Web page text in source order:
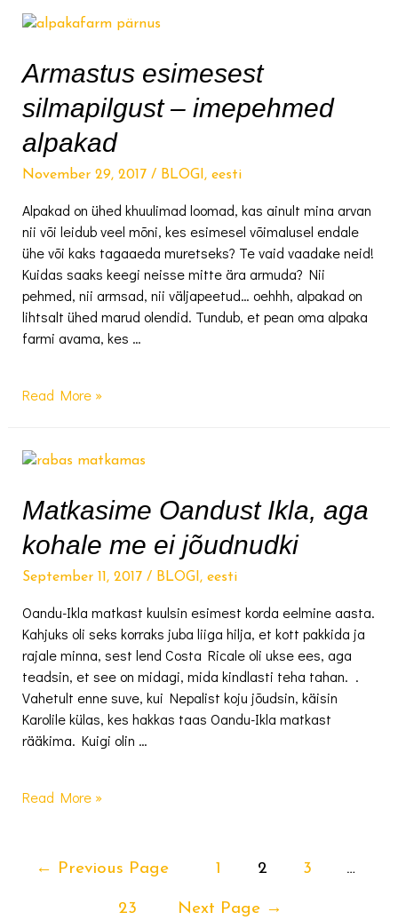
iga
lugupidav
reisisell
peaks
Armastus esimesest
silmapilgust – imepehmed
alpakad
November 29, 2017/ BLOGI , eesti
Alpakad on ühed khuulimad loomad, kas ainult mina arvan
nii või leidub veel mõni, kes esimesel võimalusel endale
ühe või kaks tagaaeda muretseks? Te vaid vaadake neid!
Kuidas saaks keegi neisse mitte ära armuda? Nii
pehmed, nii armsad, nii väljapeetud… oehhh, alpakad on
lihtsalt ühed marud olendid. Tundub, et pean oma alpaka
farmi avama, kes …
Armastus
–
alpakad
Read More »
Matkasime Oandust Ikla, aga
kohale me ei jõudnudki
September 11, 2017/ BLOGI , eesti
Oandu-Ikla matkast kuulsin esimest korda eelmine aasta.
Kahjuks oli seks korraks juba liiga hilja, et kott pakkida ja
rajale minna, sest lend Costa Ricale oli ukse ees, aga
teadsin, et see on midagi, mida kindlasti teha tahan. .
Vahetult enne suve, kui Nepalist koju jõudsin, käisin
Karolile külas, kes hakkas taas Oandu-Ikla matkast
rääkima. Kuigi olin …
Matkasime
Read More »
← Previous Page 1 2 3 …
23 Next Page →